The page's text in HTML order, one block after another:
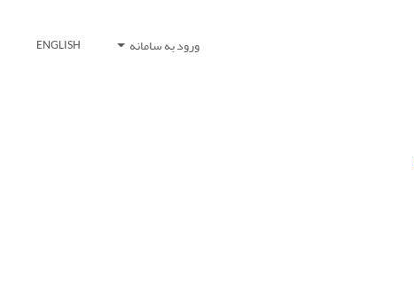
ورود به سامانه ENGLISH